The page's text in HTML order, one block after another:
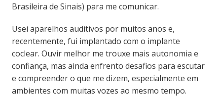
Brasileira de Sinais) para me comunicar.
Usei aparelhos auditivos por muitos anos e,
recentemente, fui implantado com o implante
coclear. Ouvir melhor me trouxe mais autonomia e
confiança, mas ainda enfrento desafios para escutar
e compreender o que me dizem, especialmente em
ambientes com muitas vozes ao mesmo tempo.